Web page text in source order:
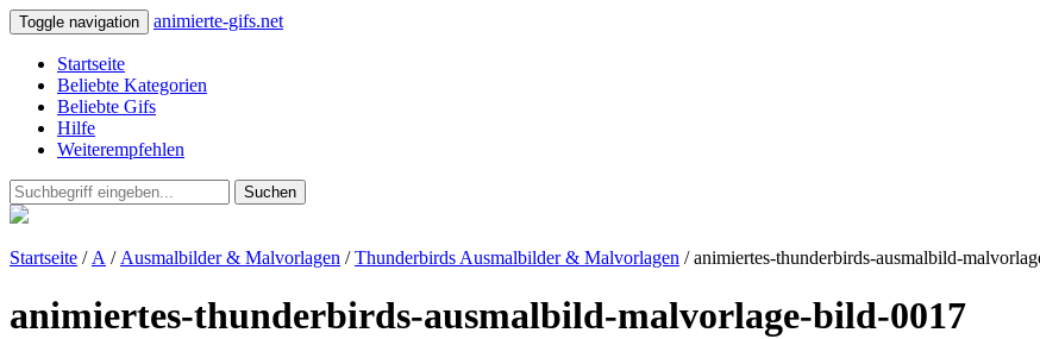
Toggle navigation animierte-gifs.net
Startseite
Beliebte Kategorien
Beliebte Gifs
Hilfe
Weiterempfehlen
Suchen
Startseite / A / Ausmalbilder & Malvorlagen /Thunderbirds Ausmalbilder & Malvorlagen / animiertes-thunderbirds-ausmalbild-
animiertes-thunderbirds-ausmalbild-malvorlage-bild-0017